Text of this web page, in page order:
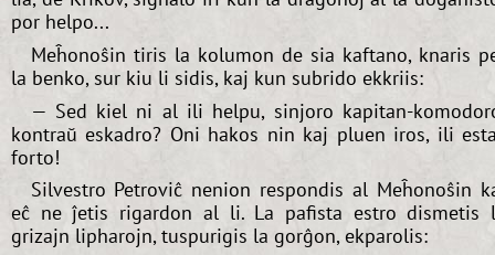
por helpo...
Meĥonoŝin tiris la kolumon de sia kaftano, knaris
la benko, sur kiu li sidis, kaj kun subrido ekkriis:
— Sed kiel ni al ili helpu, sinjoro kapitan-
kontraŭ eskadro? Oni hakos nin kaj pluen iros, ili
forto!
Silvestro Petroviĉ nenion respondis al Meĥonoŝin
eĉ ne ĵetis rigardon al li. La pafista estro dismetis
grizajn lipharojn, tuspurigis la gorĝon, ekparolis: